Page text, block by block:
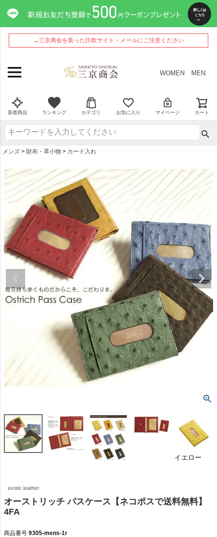
→三京商会を装った詐欺サイト・メールにご注意ください
WOMEN MEN
新着商品 ランキング カテゴリ お気に入り マイページ カート
メンズ 財布・革小物 カード入れ
イエロー
exotic leather
オーストリッチ パスケース【ネコポスで送料無料】
4FA
商品番号 9305-mens-1r
ペー
ジト
ップ
へ